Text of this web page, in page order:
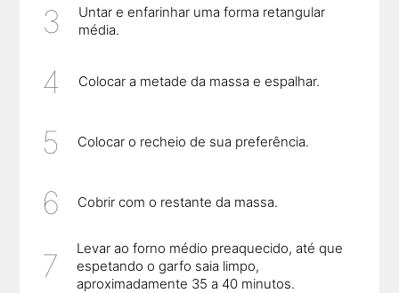
Untar e enfarinhar uma forma retangular
média.
Colocar a metade da massa e espalhar.
Colocar o recheio de sua preferência.
Cobrir com o restante da massa.
Levar ao forno médio preaquecido, até que
espetando o garfo saia limpo,
aproximadamente 35 a 40 minutos.